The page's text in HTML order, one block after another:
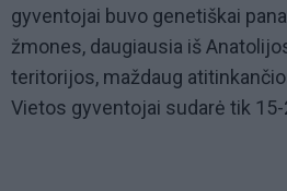
gyventojai buvo genetiškai
žmones, daugiausia iš
teritorijos, maždaug
Vietos gyventojai sudarė tik